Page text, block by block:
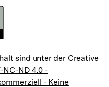
sind unter der Creative
NC-ND 4.0 -
- Keine